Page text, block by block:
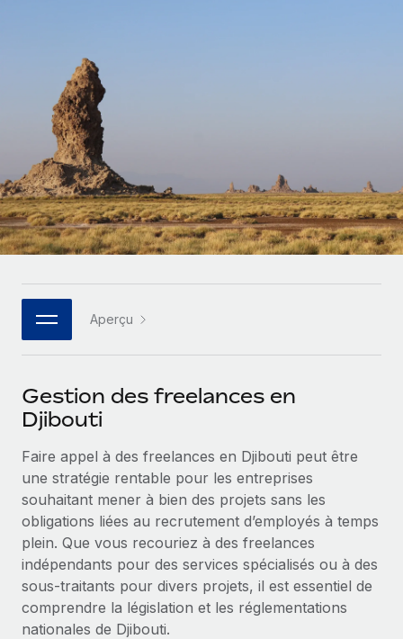
PEO
Sous-traitez les opérations complexes liées à l’emploi
INFRASTRUCTURE
Intégration Remote
Intégrez vos RH aux flux de travail en toute simplicité
Plateforme
Des fonctions RH clés intégrées pour votre équipe
Connectez n'importe quel outil d’IA à Remote grâce à
notre MCP
Rationalisez vos processus avec des outils essentiels
SERVICES
Demandez aux experts
Recevez des conseils d’experts sur les RH à
l’international et la conformité
Contrôles d’antécédents
Simplifiez vos processus de présélection des
candidats
CROISSANCE
Start-ups
Des solutions agiles et internationales pour les RH et la
paie des entreprises en pleine croissance
Entreprises intermédiaires
Développez vos équipes avec des solutions RH sur
mesure
Entreprise
Les RH à l’international pour les grandes entreprises
Partenaires stratégiques de la tech
Intégrez les RH à l’international de manière flexible
Devenir partenaire
Explorez avec nous vos opportunités de partenariat
Remote Build
Bientôt disponible
Conseil en intégrations et automatisations assistées par
l’IA
ÉTUDES DE CAS
Calculateur de paiement des freelances
Découvrez les devises disponibles et les vitesses de
paiement pour vos freelances internationaux
APPRENDRE AVEC REMOTE
Recherche et guides
Études de cas
Checklists et modèles
Descriptions de postes
Événements
Données sur les salaires et les talents
Centre de ressources
Obtenir de l’aide
Voir toutes les ressources
Français
Deutsch
Español
Italiano
Português (Portugal)
日本語
한국어
Aperçu
Gestion des freelances en
Djibouti
Faire appel à des freelances en Djibouti peut être
une stratégie rentable pour les entreprises
souhaitant mener à bien des projets sans les
obligations liées au recrutement d’employés à temps
plein. Que vous recouriez à des freelances
indépendants pour des services spécialisés ou à des
sous-traitants pour divers projets, il est essentiel de
comprendre la législation et les réglementations
nationales de Djibouti.